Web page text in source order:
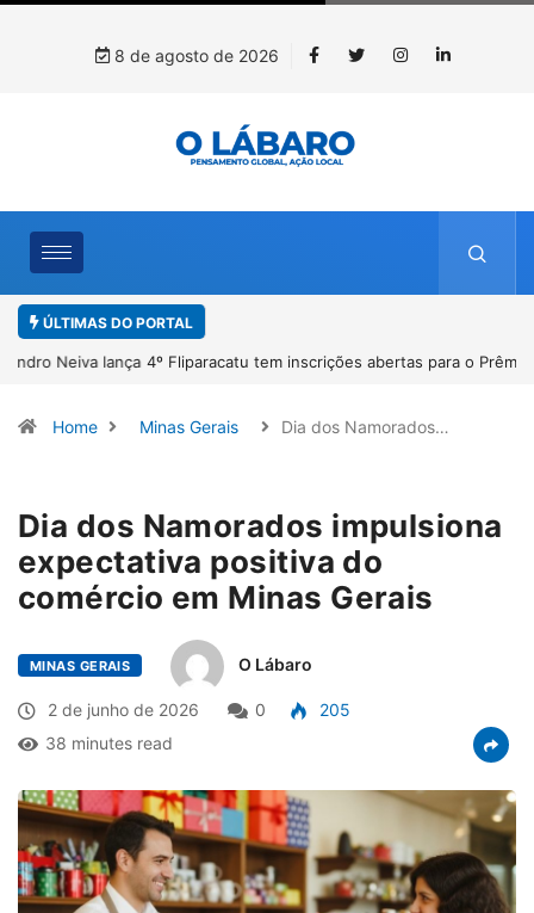
8 de agosto de 2026
ÚLTIMAS DO PORTAL
4º Fliparacatu tem inscrições abertas para o Prêmio de Redação e
Home Minas Gerais Dia dos Namorados…
Dia dos Namorados impulsiona
expectativa positiva do
comércio em Minas Gerais
MINAS GERAIS O Lábaro
2 de junho de 2026 0
205
38 minutes read